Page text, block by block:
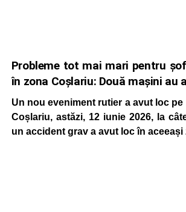
Probleme tot mai mari pentru
în zona Coșlariu: Două mașini au
Un nou eveniment rutier a avut loc pe
Coșlariu, astăzi, 12 iunie 2026, la
un accident grav a avut loc în aceeași